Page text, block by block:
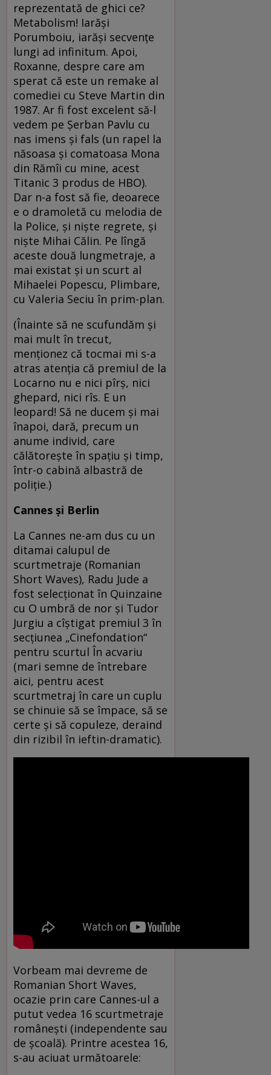
reprezentată de ghici ce?
Metabolism! Iarăşi
Porumboiu, iarăşi secvenţe
lungi ad infinitum. Apoi,
Roxanne, despre care am
sperat că este un remake al
comediei cu Steve Martin din
1987. Ar fi fost excelent să-l
vedem pe Şerban Pavlu cu
nas imens şi fals (un rapel la
năsoasa şi comatoasa Mona
din Rămîi cu mine, acest
Titanic 3 produs de HBO).
Dar n-a fost să fie, deoarece
e o dramoletă cu melodia de
la Police, şi nişte regrete, şi
nişte Mihai Călin. Pe lîngă
aceste două lungmetraje, a
mai existat şi un scurt al
Mihaelei Popescu, Plimbare,
cu Valeria Seciu în prim-plan.
(Înainte să ne scufundăm şi
mai mult în trecut,
menţionez că tocmai mi s-a
atras atenţia că premiul de la
Locarno nu e nici pîrş, nici
ghepard, nici rîs. E un
leopard! Să ne ducem şi mai
înapoi, dară, precum un
anume individ, care
călătoreşte în spaţiu şi timp,
într-o cabină albastră de
poliţie.)
Cannes şi Berlin
La Cannes ne-am dus cu un
ditamai calupul de
scurtmetraje (Romanian
Short Waves), Radu Jude a
fost selecţionat în Quinzaine
cu O umbră de nor şi Tudor
Jurgiu a cîştigat premiul 3 în
secţiunea „Cinefondation“
pentru scurtul În acvariu
(mari semne de întrebare
aici, pentru acest
scurtmetraj în care un cuplu
se chinuie să se împace, să se
certe şi să copuleze, deraind
din rizibil în ieftin-dramatic).
Vorbeam mai devreme de
Romanian Short Waves,
ocazie prin care Cannes-ul a
putut vedea 16 scurtmetraje
româneşti (independente sau
de şcoală). Printre acestea 16,
s-au aciuat următoarele: